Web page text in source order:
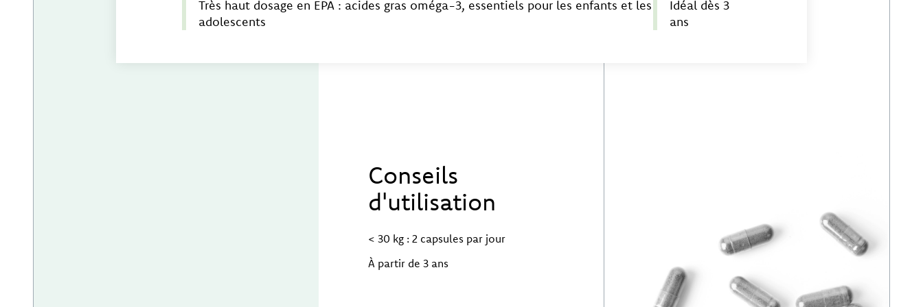
Très haut dosage en EPA : acides gras oméga-3, essentiels pour les enfants et les
adolescents
Idéal dès 3
ans
Conseils
d'utilisation
< 30 kg : 2 capsules par jour
À partir de 3 ans